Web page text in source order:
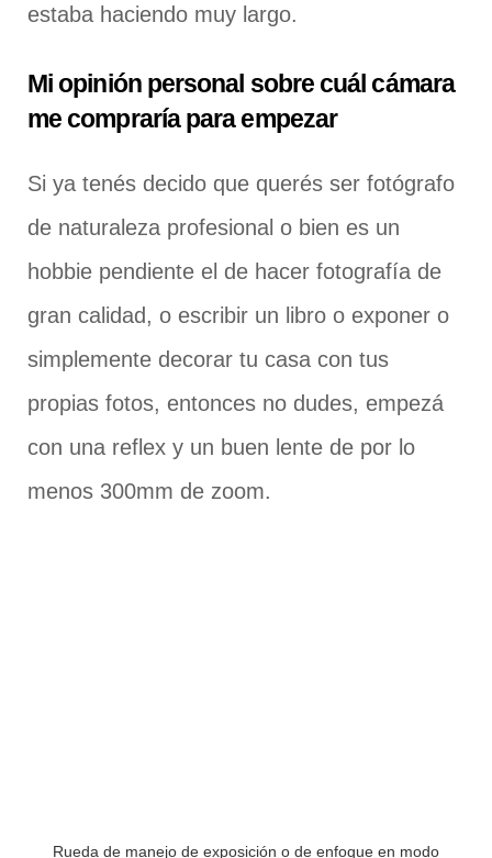
estaba haciendo muy largo.
Mi opinión personal sobre cuál cámara
me compraría para empezar
Si ya tenés decido que querés ser fotógrafo
de naturaleza profesional o bien es un
hobbie pendiente el de hacer fotografía de
gran calidad, o escribir un libro o exponer o
simplemente decorar tu casa con tus
propias fotos, entonces no dudes, empezá
con una reflex y un buen lente de por lo
menos 300mm de zoom.
Rueda de manejo de exposición o de enfoque en modo